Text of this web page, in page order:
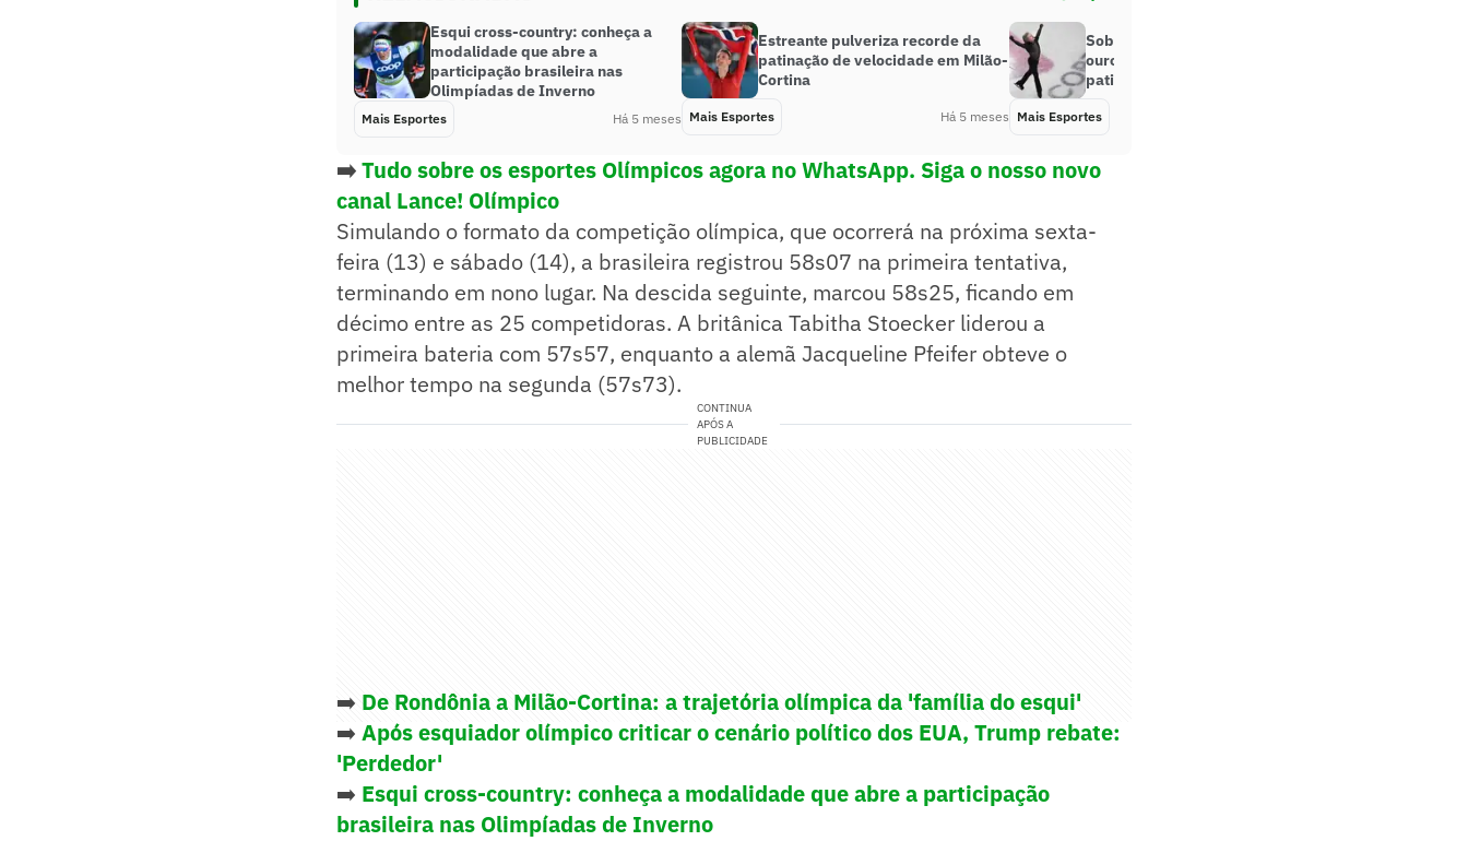
Esqui cross-country: conheça a
modalidade que abre a
participação brasileira nas
Olimpíadas de Inverno
Mais Esportes Há 5 meses
Estreante pulveriza recorde da
patinação de velocidade em Milão-
Cortina
Mais Esportes Há 5 meses
Sob olhar de Djokovic, EUA levam
ouro e Itália emociona na
patinação artística
Mais Esportes
➡️Tudo sobre os esportes Olímpicos agora no WhatsApp. Siga o nosso novo
canal Lance! Olímpico
Simulando o formato da competição olímpica, que ocorrerá na próxima sexta-
feira (13) e sábado (14), a brasileira registrou 58s07 na primeira tentativa,
terminando em nono lugar. Na descida seguinte, marcou 58s25, ficando em
décimo entre as 25 competidoras. A britânica Tabitha Stoecker liderou a
primeira bateria com 57s57, enquanto a alemã Jacqueline Pfeifer obteve o
melhor tempo na segunda (57s73).
CONTINUA
APÓS A
PUBLICIDADE
➡️ De Rondônia a Milão-Cortina: a trajetória olímpica da 'família do esqui'
➡️ Após esquiador olímpico criticar o cenário político dos EUA, Trump rebate:
'Perdedor'
➡️ Esqui cross-country: conheça a modalidade que abre a participação
brasileira nas Olimpíadas de Inverno